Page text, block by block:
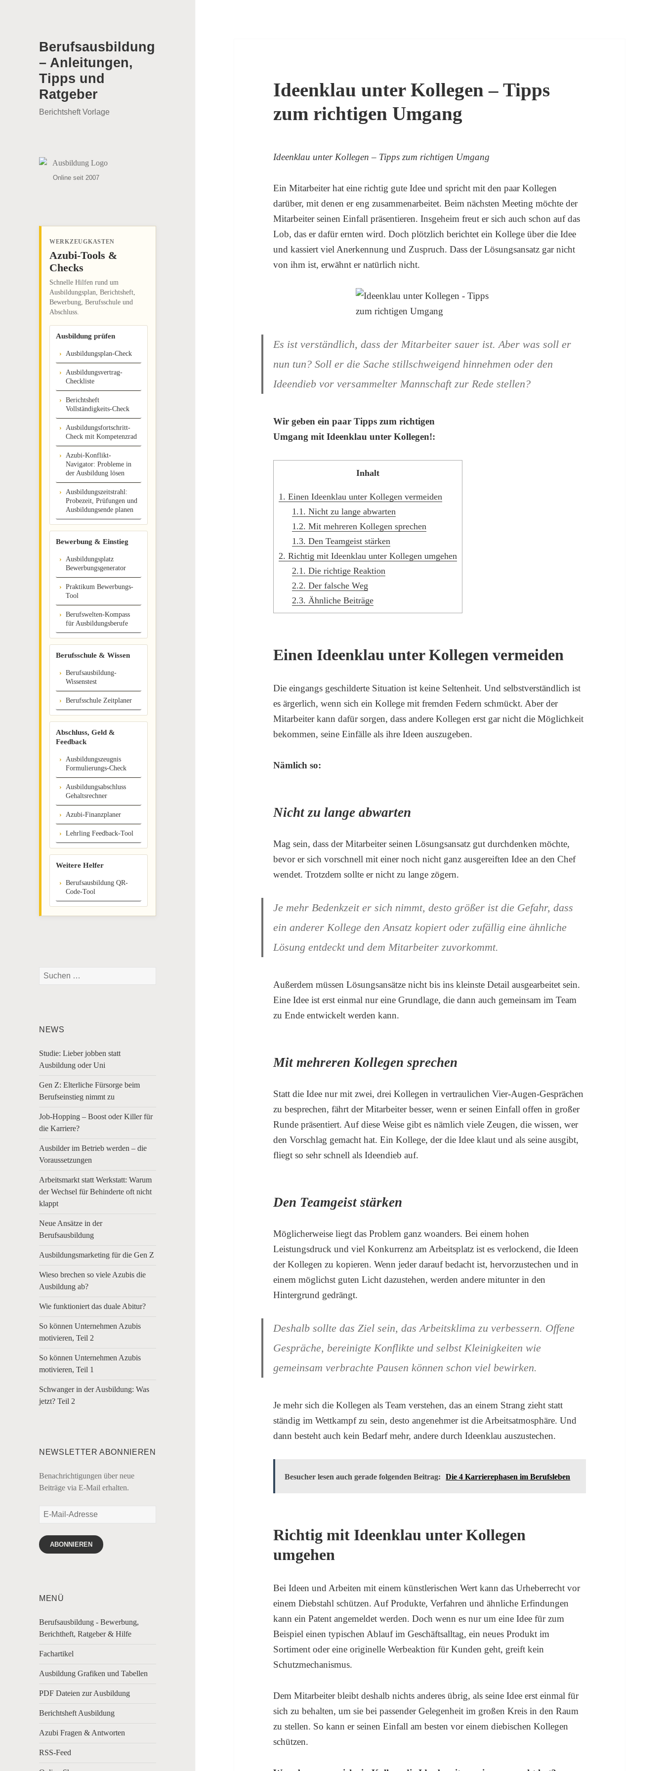
Berufsausbildung
– Anleitungen,
Tipps und
Ratgeber
Berichtsheft Vorlage
Online seit 2007
WERKZEUGKASTEN
Azubi-Tools &
Checks
Schnelle Hilfen rund um
Ausbildungsplan, Berichtsheft,
Bewerbung, Berufsschule und
Abschluss.
Ausbildung prüfen
Ausbildungsplan-Check
Ausbildungsvertrag-
Checkliste
Berichtsheft
Vollständigkeits-Check
Ausbildungsfortschritt-
Check mit Kompetenzrad
Azubi-Konflikt-
Navigator: Probleme in
der Ausbildung lösen
Ausbildungszeitstrahl:
Probezeit, Prüfungen und
Ausbildungsende planen
Bewerbung & Einstieg
Ausbildungsplatz
Bewerbungsgenerator
Praktikum Bewerbungs-
Tool
Berufswelten-Kompass
für Ausbildungsberufe
Berufsschule & Wissen
Berufsausbildung-
Wissenstest
Berufsschule Zeitplaner
Abschluss, Geld &
Feedback
Ausbildungszeugnis
Formulierungs-Check
Ausbildungsabschluss
Gehaltsrechner
Azubi-Finanzplaner
Lehrling Feedback-Tool
Weitere Helfer
Berufsausbildung QR-
Code-Tool
Suchen
NEWS
Studie: Lieber jobben statt
Ausbildung oder Uni
Gen Z: Elterliche Fürsorge beim
Berufseinstieg nimmt zu
Job-Hopping – Boost oder Killer für
die Karriere?
Ausbilder im Betrieb werden – die
Voraussetzungen
Arbeitsmarkt statt Werkstatt: Warum
der Wechsel für Behinderte oft nicht
klappt
Neue Ansätze in der
Berufsausbildung
Ausbildungsmarketing für die Gen Z
Wieso brechen so viele Azubis die
Ausbildung ab?
Wie funktioniert das duale Abitur?
So können Unternehmen Azubis
motivieren, Teil 2
So können Unternehmen Azubis
motivieren, Teil 1
Schwanger in der Ausbildung: Was
jetzt? Teil 2
NEWSLETTER ABONNIEREN
Benachrichtigungen über neue
Beiträge via E-Mail erhalten.
E-
Adresse
ABONNIEREN
MENÜ
Berufsausbildung - Bewerbung,
Berichtheft, Ratgeber & Hilfe
Fachartikel
Ausbildung Grafiken und Tabellen
PDF Dateien zur Ausbildung
Berichtsheft Ausbildung
Azubi Fragen & Antworten
RSS-Feed
Ideenklau unter Kollegen – Tipps
zum richtigen Umgang
Ideenklau unter Kollegen – Tipps zum richtigen Umgang
Ein Mitarbeiter hat eine richtig gute Idee und spricht mit den paar Kollegen
darüber, mit denen er eng zusammenarbeitet. Beim nächsten Meeting möchte der
Mitarbeiter seinen Einfall präsentieren. Insgeheim freut er sich auch schon auf das
Lob, das er dafür ernten wird. Doch plötzlich berichtet ein Kollege über die Idee
und kassiert viel Anerkennung und Zuspruch. Dass der Lösungsansatz gar nicht
von ihm ist, erwähnt er natürlich nicht.
Es ist verständlich, dass der Mitarbeiter sauer ist. Aber was soll er
nun tun? Soll er die Sache stillschweigend hinnehmen oder den
Ideendieb vor versammelter Mannschaft zur Rede stellen?
Wir geben ein paar Tipps zum richtigen
Umgang mit Ideenklau unter Kollegen!:
Inhalt
1. Einen Ideenklau unter Kollegen vermeiden
1.1. Nicht zu lange abwarten
1.2. Mit mehreren Kollegen sprechen
1.3. Den Teamgeist stärken
2. Richtig mit Ideenklau unter Kollegen umgehen
2.1. Die richtige Reaktion
2.2. Der falsche Weg
2.3. Ähnliche Beiträge
Einen Ideenklau unter Kollegen vermeiden
Die eingangs geschilderte Situation ist keine Seltenheit. Und selbstverständlich ist
es ärgerlich, wenn sich ein Kollege mit fremden Federn schmückt. Aber der
Mitarbeiter kann dafür sorgen, dass andere Kollegen erst gar nicht die Möglichkeit
bekommen, seine Einfälle als ihre Ideen auszugeben.
Nämlich so:
Nicht zu lange abwarten
Mag sein, dass der Mitarbeiter seinen Lösungsansatz gut durchdenken möchte,
bevor er sich vorschnell mit einer noch nicht ganz ausgereiften Idee an den Chef
wendet. Trotzdem sollte er nicht zu lange zögern.
Je mehr Bedenkzeit er sich nimmt, desto größer ist die Gefahr, dass
ein anderer Kollege den Ansatz kopiert oder zufällig eine ähnliche
Lösung entdeckt und dem Mitarbeiter zuvorkommt.
Außerdem müssen Lösungsansätze nicht bis ins kleinste Detail ausgearbeitet sein.
Eine Idee ist erst einmal nur eine Grundlage, die dann auch gemeinsam im Team
zu Ende entwickelt werden kann.
Mit mehreren Kollegen sprechen
Statt die Idee nur mit zwei, drei Kollegen in vertraulichen Vier-Augen-Gesprächen
zu besprechen, fährt der Mitarbeiter besser, wenn er seinen Einfall offen in großer
Runde präsentiert. Auf diese Weise gibt es nämlich viele Zeugen, die wissen, wer
den Vorschlag gemacht hat. Ein Kollege, der die Idee klaut und als seine ausgibt,
fliegt so sehr schnell als Ideendieb auf.
Den Teamgeist stärken
Möglicherweise liegt das Problem ganz woanders. Bei einem hohen
Leistungsdruck und viel Konkurrenz am Arbeitsplatz ist es verlockend, die Ideen
der Kollegen zu kopieren. Wenn jeder darauf bedacht ist, hervorzustechen und in
einem möglichst guten Licht dazustehen, werden andere mitunter in den
Hintergrund gedrängt.
Deshalb sollte das Ziel sein, das Arbeitsklima zu verbessern. Offene
Gespräche, bereinigte Konflikte und selbst Kleinigkeiten wie
gemeinsam verbrachte Pausen können schon viel bewirken.
Je mehr sich die Kollegen als Team verstehen, das an einem Strang zieht statt
ständig im Wettkampf zu sein, desto angenehmer ist die Arbeitsatmosphäre. Und
dann besteht auch kein Bedarf mehr, andere durch Ideenklau auszustechen.
Besucher lesen auch gerade folgenden Beitrag: Die 4 Karrierephasen im Berufsleben
Richtig mit Ideenklau unter Kollegen
umgehen
Bei Ideen und Arbeiten mit einem künstlerischen Wert kann das Urheberrecht vor
einem Diebstahl schützen. Auf Produkte, Verfahren und ähnliche Erfindungen
kann ein Patent angemeldet werden. Doch wenn es nur um eine Idee für zum
Beispiel einen typischen Ablauf im Geschäftsalltag, ein neues Produkt im
Sortiment oder eine originelle Werbeaktion für Kunden geht, greift kein
Schutzmechanismus.
Dem Mitarbeiter bleibt deshalb nichts anderes übrig, als seine Idee erst einmal für
sich zu behalten, um sie bei passender Gelegenheit im großen Kreis in den Raum
zu stellen. So kann er seinen Einfall am besten vor einem diebischen Kollegen
schützen.